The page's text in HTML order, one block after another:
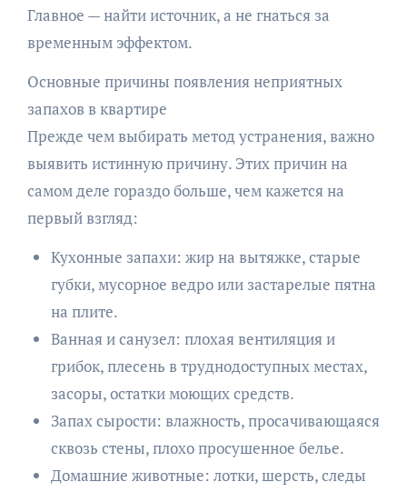
Главное — найти источник, а не гнаться за
временным эффектом.
Основные причины появления неприятных
запахов в квартире
Прежде чем выбирать метод устранения, важно
выявить истинную причину. Этих причин на
самом деле гораздо больше, чем кажется на
первый взгляд:
Кухонные запахи: жир на вытяжке, старые
губки, мусорное ведро или застарелые пятна
на плите.
Ванная и санузел: плохая вентиляция и
грибок, плесень в труднодоступных местах,
засоры, остатки моющих средств.
Запах сырости: влажность, просачивающаяся
сквозь стены, плохо просушенное белье.
Домашние животные: лотки, шерсть, следы